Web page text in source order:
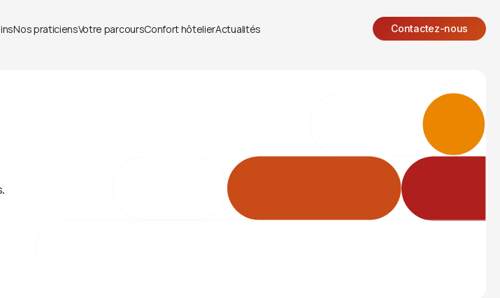
Nos praticiensVotre parcoursConfort hôtelierActualités Contactez-nous